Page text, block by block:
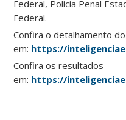
Federal, Polícia Penal
Federal.
Confira o detalhamento
em: https://
Confira os resultados
em: https://